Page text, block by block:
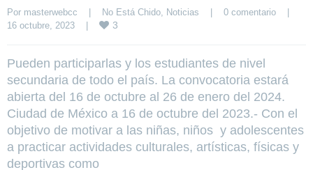
Por masterwebcc No Está Chido, Noticias 0 comentario
16 octubre, 2023
3
Pueden participarlas y los estudiantes de nivel
secundaria de todo el país. La convocatoria estará
abierta del 16 de octubre al 26 de enero del 2024.
Ciudad de México a 16 de octubre del 2023.- Con el
objetivo de motivar a las niñas, niños y adolescentes
a practicar actividades culturales, artísticas, físicas y
deportivas como